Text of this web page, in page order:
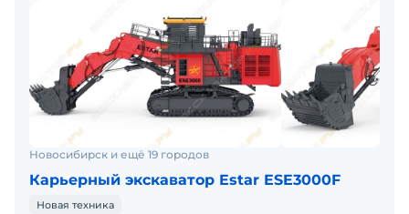
Новосибирск и ещё 19 городов
Карьерный экскаватор Estar ESE3000F
Новая техника